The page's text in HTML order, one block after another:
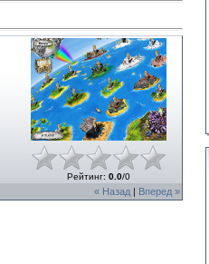
Рейтинг: 0.0/0
« Назад Вперед »